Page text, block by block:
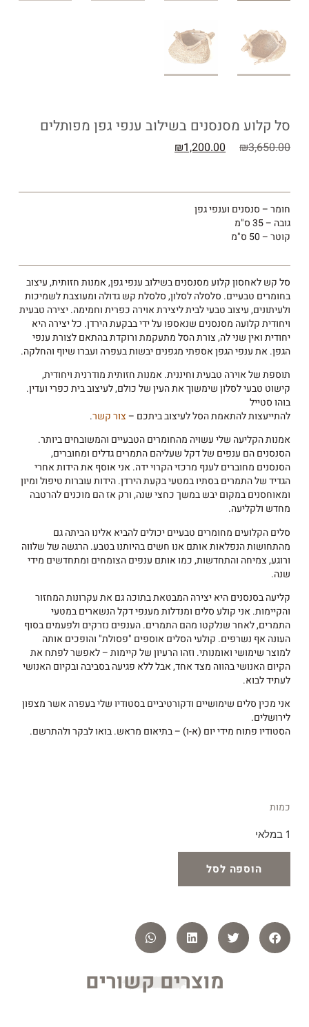
סל קלוע מסנסנים בשילוב ענפי גפן מפותלים
₪3,650.00
₪1,200.00
חומר – סנסנים וענפי גפן
גובה – 35 ס"מ
קוטר – 50 ס"מ
סל קש לאחסון קלוע מסנסנים בשילוב ענפי גפן, אמנות חזותית, עיצוב
בחומרים טבעיים. סלסלה לסלון, סלסלת קש גדולה ומעוצבת לשמיכות
ולעיתונים, עיצוב טבעי לבית ליצירת אוירה כפרית וחמימה. יצירה טבעית
ויחודית קלועה מסנסנים שנאספו על ידי בבקעת הירדן. כל יצירה היא
יחודית ואין שני לה, צורת הסל מתעקמת ורוקדת בהתאם לצורת ענפי
הגפן. את ענפי הגפן אספתי מגפנים יבשות בעפרה ועברו שיוף והחלקה.
תוספת של אוירה טבעית וחיננית. אמנות חזותית מודרנית ויחודית,
קישוט טבעי לסלון שימשוך את העין של כולם, לעיצוב בית כפרי ועדין.
בוהו סטייל
להתייעצות להתאמת הסל לעיצוב ביתכם – צור קשר.
אמנות הקליעה שלי עשויה מהחומרים הטבעיים והמשובחים ביותר.
הסנסנים הם ענפים של דקל שעליהם התמרים גדלים ומחוברים,
הסנסנים מחוברים לענף מרכזי הקרוי ידה. אני אוסף את הידות אחרי
הגדיד של התמרים בסתיו במטעי בקעת הירדן. הידות עוברות טיפול ומיון
ומאוחסנים במקום יבש במשך כחצי שנה, ורק אז הם מוכנים להרטבה
מחדש ולקליעה.
סלים הקלועים מחומרים טבעיים יכולים להביא אלינו הביתה גם
מהתחושות הנפלאות אותם אנו חשים בהיותנו בטבע. הרגשה של שלווה
ורוגע, צמיחה והתחדשות, כמו אותם ענפים הצומחים ומתחדשים מידי
שנה.
קליעה בסנסנים היא יצירה המבטאת בתוכה גם את עקרונות המחזור
והקיימות. אני קולע סלים ומנדלות מענפי דקל הנשארים במטעי
התמרים, לאחר שנלקטו מהם התמרים. הענפים נזרקים ולפעמים בסוף
העונה אף נשרפים. קולעי הסלים אוספים "פסולת" והופכים אותה
למוצר שימושי ואומנותי. וזהו הרעיון של קיימות – לאפשר לפתח את
הקיום האנושי בהווה מצד אחד, אבל ללא פגיעה בסביבה ובקיום האנושי
לעתיד לבוא.
אני מכין סלים שימושיים ודקורטיביים בסטודיו שלי בעפרה אשר מצפון
לירושלים.
הסטודיו פתוח מידי יום (א-ו) – בתיאום מראש. בואו לבקר ולהתרשם.
כמות
1 במלאי
הוספה לסל
מוצרים קשורים